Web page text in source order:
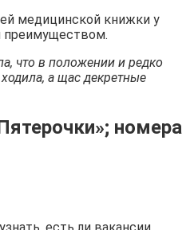
медицинской книжки у
преимуществом.
что в положении и редко
а щас декретные
номера
есть ли вакансии